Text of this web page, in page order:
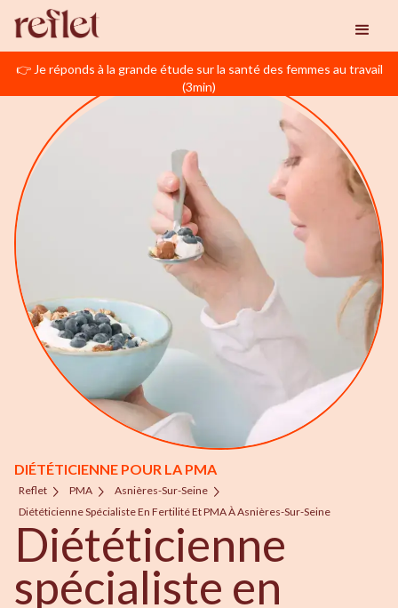
👉 Je réponds à la grande étude sur la santé des femmes au travail
(3min)
DIÉTÉTICIENNE POUR LA PMA
Reflet PMA
Asnières-Sur-Seine
Diététicienne Spécialiste En Fertilité Et PMA À Asnières-Sur-Seine
Diététicienne
spécialiste en